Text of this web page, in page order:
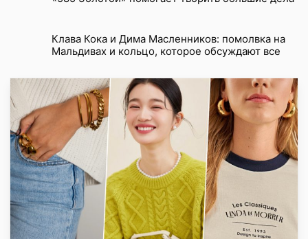
Клава Кока и Дима Масленников: помолвка на
Мальдивах и кольцо, которое обсуждают все